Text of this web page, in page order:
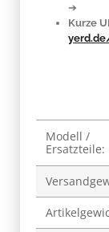
➔
Kurze
Wert
Modell /
Ersatzteile: